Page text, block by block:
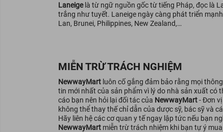
Laneigelà từ ngữ nguồn gốc từ tiếng Pháp, đọc là
trắng như tuyết. Laneige ngày càng phát triển
Lan, Brunei, Philippines, New Zealand,…
MIỄN TRỪ TRÁCH NGHIỆM
NewwayMart luôn cố gắng đảm bảo rằng mọi
tin mới nhất của sản phẩm vì lý do nhà sản xuất có
cáo bạn nên hỏi lại đối tác của NewwayMart- Đơn
không thể thay thế chỉ dẫn của dược sỹ, bác sỹ và
Hãy liên hệ các cơ quan y tế ngay lập tức nếu bạn
NewwayMart miễn trừ trách nhiệm khi bạn tự ý